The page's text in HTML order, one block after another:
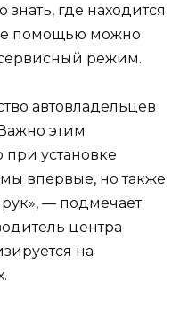
где находится
помощью можно
режим.
автовладельцев
этим
при установке
впервые, но также
— подмечает
центра
на